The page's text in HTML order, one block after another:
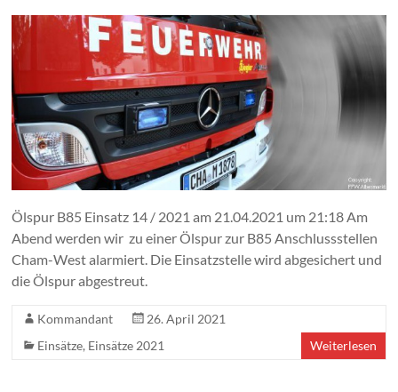
Ölspur B85 Einsatz 14 / 2021 am 21.04.2021 um 21:18 Am
Abend werden wir zu einer Ölspur zur B85 Anschlussstellen
Cham-West alarmiert. Die Einsatzstelle wird abgesichert und
die Ölspur abgestreut.
Kommandant
26. April 2021
Einsätze, Einsätze 2021 Weiterlesen